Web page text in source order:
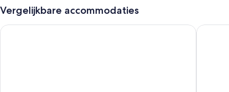
snelle uitcheckservice
Een snelle incheckservice, meertalig personeel en barbecues
Vergelijkbare accommodaties
Hotel Restaurant Waldesruh Bed &